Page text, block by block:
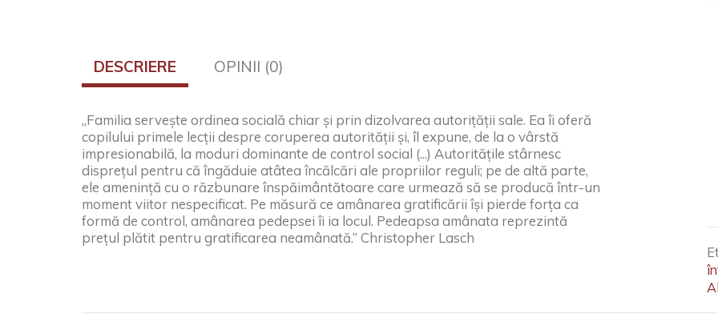
DESCRIERE OPINII (0)
„Familia servește ordinea socială chiar și prin dizolvarea autorițății sale. Ea îi oferă
copilului primele lecții despre coruperea autorității și, îl expune, de la o vârstă
impresionabilă, la moduri dominante de control social (...) Autoritățile stârnesc
disprețul pentru că îngăduie atâtea încălcări ale propriilor reguli; pe de altă parte,
ele amenință cu o răzbunare înspăimântătoare care urmează să se producă într-un
moment viitor nespecificat. Pe măsură ce amânarea gratificării își pierde forța ca
formă de control, amânarea pedepsei îi ia locul. Pedeapsa amânata reprezintă
prețul plătit pentru gratificarea neamânată.” Christopher Lasch